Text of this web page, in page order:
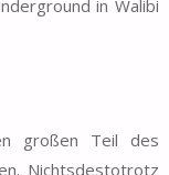
in Walibi
großen Teil des
Nichtsdestotrotz